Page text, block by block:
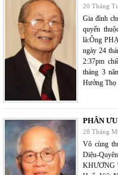
20 Tháng
Gia đình
quyến
là:Ông
ngày 24
2:37pm
tháng 3
Hưởng
PHÂN ƯU
28 Tháng
Vô cùng
Diệu-
KHƯƠNG